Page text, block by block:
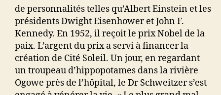
de personnalités telles qu’Albert Einstein et les
présidents Dwight Eisenhower et John F.
Kennedy. En 1952, il reçoit le prix Nobel de la
paix. L’argent du prix a servi à financer la
création de Cité Soleil. Un jour, en regardant
un troupeau d’hippopotames dans la rivière
Ogowe près de l’hôpital, le Dr Schweitzer s’est